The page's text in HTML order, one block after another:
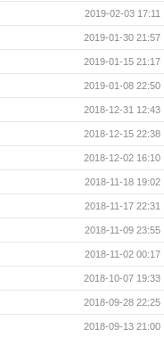
2019-02-03 17:11
2019-01-30 21:57
2019-01-15 21:17
2019-01-08 22:50
2018-12-31 12:43
2018-12-15 22:38
2018-12-02 16:10
2018-11-18 19:02
2018-11-17 22:31
2018-11-09 23:55
2018-11-02 00:17
2018-10-07 19:33
2018-09-28 22:25
2018-09-13 21:00